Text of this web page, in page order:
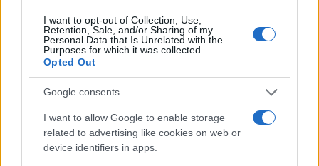
I want to opt-out of Collection, Use,
Retention, Sale, and/or Sharing of my
Personal Data that Is Unrelated with the
Purposes for which it was collected.
Opted Out
Google consents
I want to allow Google to enable storage
related to advertising like cookies on web or
device identifiers in apps.
Σχόλια
Σχολίασε εδώ